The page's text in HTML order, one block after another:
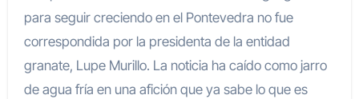
para seguir creciendo en el Pontevedra no fue
correspondida por la presidenta de la entidad
granate, Lupe Murillo. La noticia ha caído como jarro
de agua fría en una afición que ya sabe lo que es